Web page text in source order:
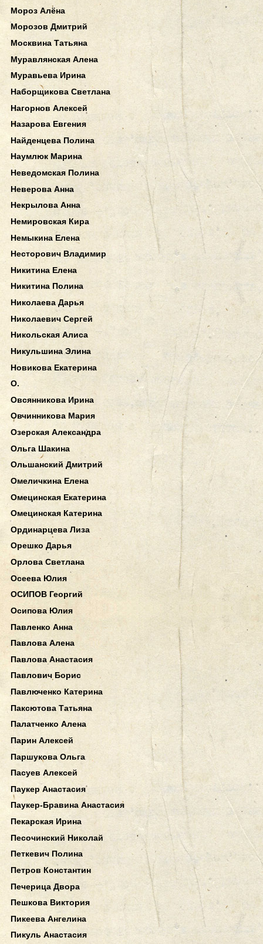
Мороз Алёна
Морозов Дмитрий
Москвина Татьяна
Муравлянская Алена
Муравьева Ирина
Наборщикова Светлана
Нагорнов Алексей
Назарова Евгения
Найденцева Полина
Наумлюк Марина
Неведомская Полина
Неверова Анна
Некрылова Анна
Немировская Кира
Немыкина Елена
Несторович Владимир
Никитина Елена
Никитина Полина
Николаева Дарья
Николаевич Сергей
Никольская Алиса
Никульшина Элина
Новикова Екатерина
О.
Овсянникова Ирина
Овчинникова Мария
Озерская Александра
Ольга Шакина
Ольшанский Дмитрий
Омеличкина Елена
Омецинская Екатерина
Омецинская Катерина
Ординарцева Лиза
Орешко Дарья
Орлова Светлана
Осеева Юлия
ОСИПОВ Георгий
Осипова Юлия
Павленко Анна
Павлова Алена
Павлова Анастасия
Павлович Борис
Павлюченко Катерина
Паксютова Татьяна
Палатченко Алена
Парин Алексей
Паршукова Ольга
Пасуев Алексей
Паукер Анастасия
Паукер-Бравина Анастасия
Пекарская Ирина
Песочинский Николай
Петкевич Полина
Петров Константин
Печерица Двора
Пешкова Виктория
Пикеева Ангелина
Пикуль Анастасия